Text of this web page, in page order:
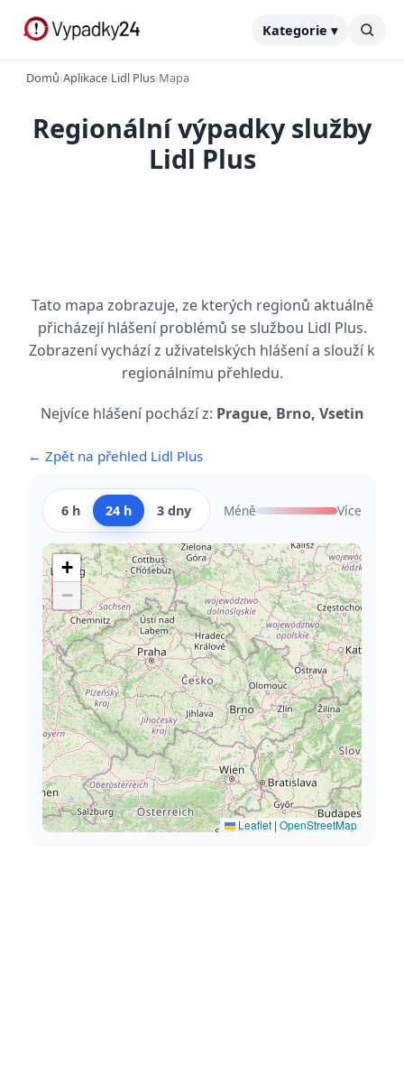
Kategorie ▾
Domů›Aplikace›Lidl Plus›Mapa
Regionální výpadky služby
Lidl Plus
Tato mapa zobrazuje, ze kterých regionů aktuálně
přicházejí hlášení problémů se službou Lidl Plus.
Zobrazení vychází z uživatelských hlášení a slouží k
regionálnímu přehledu.
Nejvíce hlášení pochází z: Prague, Brno, Vsetin
← Zpět na přehled Lidl Plus
6 h 24 h 3 dny Méně Více
+
−
Leaflet | OpenStreetMap